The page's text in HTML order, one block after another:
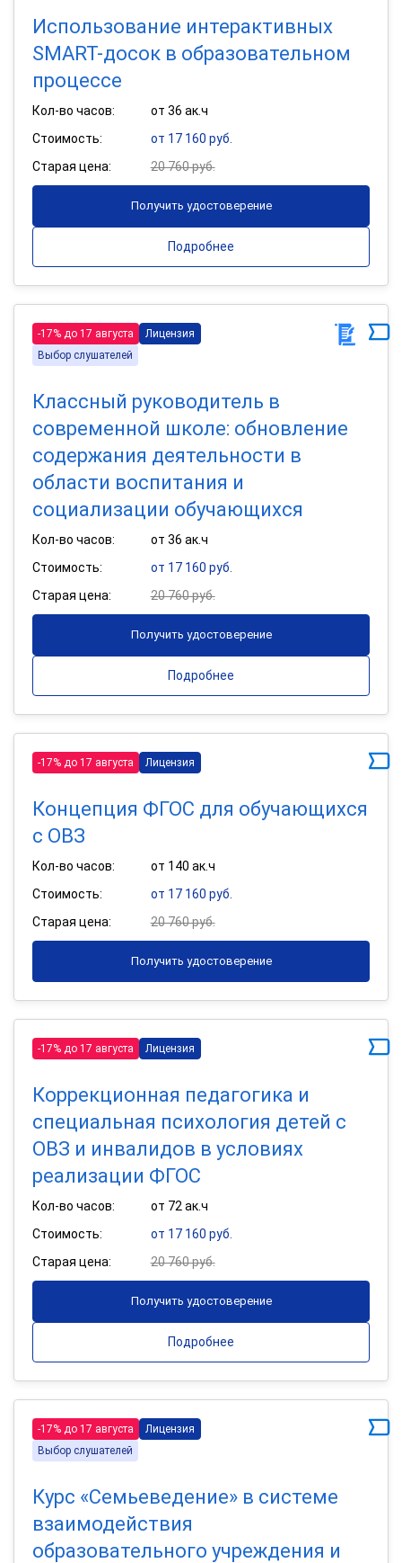
Использование интерактивных
SMART-досок в образовательном
процессе
Кол-во часов:
от 36 ак.ч
Стоимость:
от 17 160 руб.
Старая цена:
20 760 руб.
Получить удостоверение
Подробнее
-17% до 17 августа
Лицензия
Выбор слушателей
Классный руководитель в
современной школе: обновление
содержания деятельности в
области воспитания и
социализации обучающихся
Кол-во часов:
от 36 ак.ч
Стоимость:
от 17 160 руб.
Старая цена:
20 760 руб.
Получить удостоверение
Подробнее
-17% до 17 августа Лицензия
Концепция ФГОС для обучающихся
с ОВЗ
Кол-во часов:
от 140 ак.ч
Стоимость:
от 17 160 руб.
Старая цена:
20 760 руб.
Получить удостоверение
-17% до 17 августа Лицензия
Коррекционная педагогика и
специальная психология детей с
ОВЗ и инвалидов в условиях
реализации ФГОС
Кол-во часов:
от 72 ак.ч
Стоимость:
от 17 160 руб.
Старая цена:
20 760 руб.
Получить удостоверение
Подробнее
-17% до 17 августа
Лицензия
Выбор слушателей
Курс «Семьеведение» в системе
взаимодействия
образовательного учреждения и